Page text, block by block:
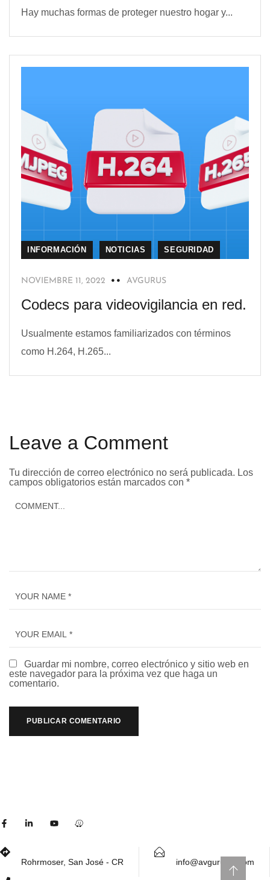
Hay muchas formas de proteger nuestro hogar y...
INFORMACIÓN NOTICIAS SEGURIDAD
NOVIEMBRE 11, 2022 AVGURUS
Codecs para videovigilancia en red.
Usualmente estamos familiarizados con términos
como H.264, H.265...
Leave a Comment
Tu dirección de correo electrónico no será publicada. Los
campos obligatorios están marcados con *
Guardar mi nombre, correo electrónico y sitio web en
este navegador para la próxima vez que haga un
comentario.
Rohrmoser, San José - CR info@avguruscr.com